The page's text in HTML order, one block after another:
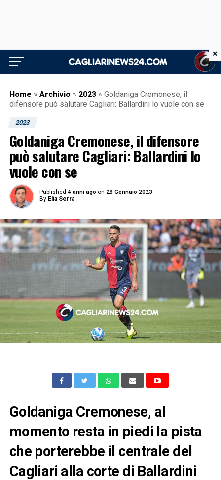
Home » Archivio » 2023 » Goldaniga Cremonese, il
difensore può salutare Cagliari: Ballardini lo vuole con se
2023
Goldaniga Cremonese, il difensore
può salutare Cagliari: Ballardini lo
vuole con se
Published 4 anni ago on 28 Gennaio 2023
By Elia Serra
Goldaniga Cremonese, al
momento resta in piedi la pista
che porterebbe il centrale del
Cagliari alla corte di Ballardini
×